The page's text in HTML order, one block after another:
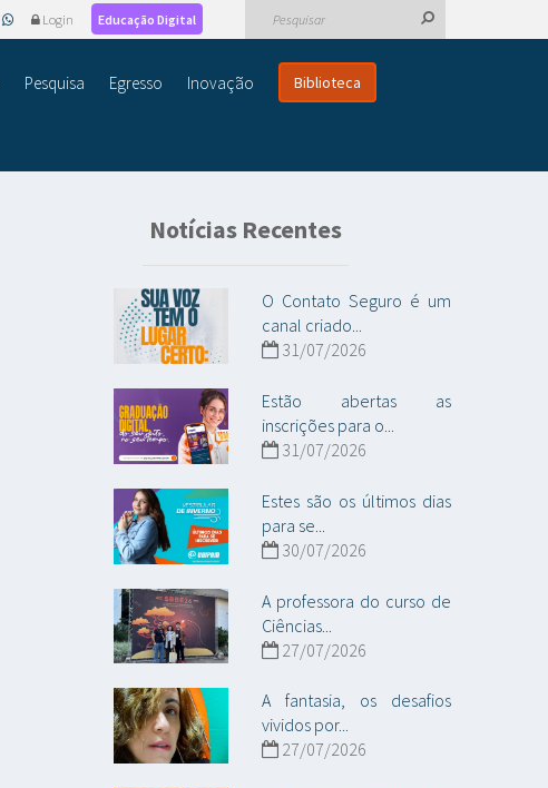
Login Educação Digital
Pesquisa Egresso Inovação Biblioteca
Notícias Recentes
O Contato Seguro é um
canal criado...
31/07/2026
Estão abertas as
inscrições para o...
31/07/2026
Estes são os últimos dias
para se...
30/07/2026
A professora do curso de
Ciências...
27/07/2026
A fantasia, os desafios
vividos por...
27/07/2026